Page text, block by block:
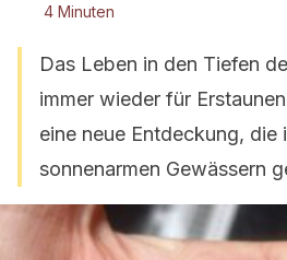
4 Minuten
Das Leben in den Tiefen
immer wieder für
eine neue Entdeckung, die
sonnenarmen Gewässern